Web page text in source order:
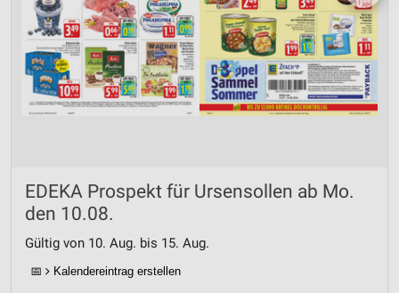
EDEKA Prospekt für Ursensollen ab Mo.
den 10.08.
Gültig von 10. Aug. bis 15. Aug.
📅 Kalendereintrag erstellen